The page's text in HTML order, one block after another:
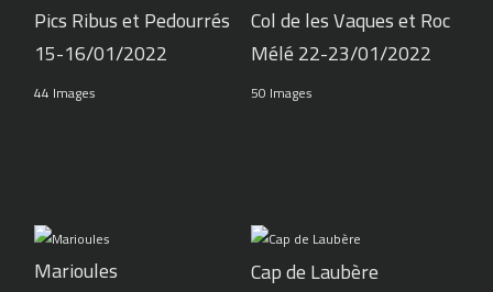
Pics Ribus et Pedourrés
15-16/01/2022
44 Images
Col de les Vaques et Roc
Mélé 22-23/01/2022
50 Images
Marioules Cap de Laubère